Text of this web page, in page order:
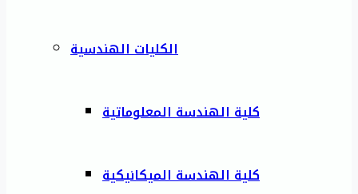
الكليات الهندسية
كلية الهندسة المعلوماتية
كلية الهندسة الميكانيكية